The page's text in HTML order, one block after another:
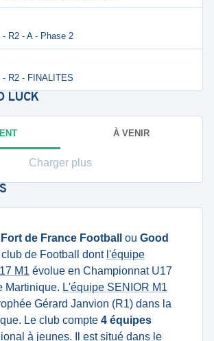
R2 - A - Phase 2
- R2 - FINALITES
LUCK
À VENIR
Charger plus
de France Football ou Good
de Football dont l'équipe
M1 évolue en Championnat U17
Martinique. L'équipe SENIOR M1
Gérard Janvion (R1) dans la
Le club compte 4 équipes
à jeunes. Il est situé dans le